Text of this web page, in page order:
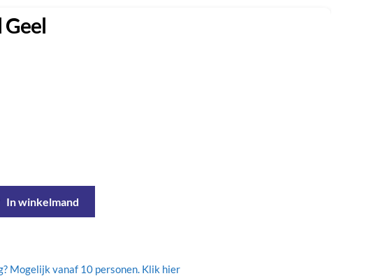
In winkelmand
Mogelijk vanaf 10 personen. Klik hier